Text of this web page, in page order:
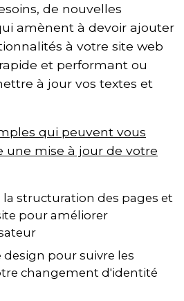
de nouvelles
amènent à devoir ajouter
à votre site web
et performant ou
à jour vos textes et
qui peuvent vous
une mise à jour de votre
structuration des pages et
pour améliorer
pour suivre les
changement d'identité